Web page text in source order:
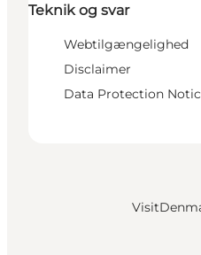
Teknik og svar
Webtilgængelighed
Disclaimer
Data Protection